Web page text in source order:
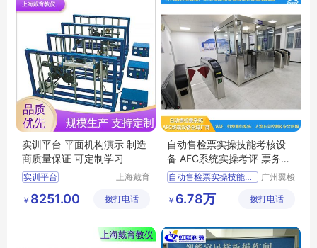
实训平台 平面机构演示 制造
商质量保证 可定制学习
实训平台
平面机构创新组合设计实训平台
空间机构动态参数实验装置
上海戴育
设备有限
￥ 8251.00 拨打电话
自动售检票实操技能考核设
备 AFC系统实操考评 票务考
核评价设备
自动售检票实操技能考核设备
票务考核评价设备
票务实操技能考核设备
广州翼梭
有限公司
￥ 6.78万 拨打电话